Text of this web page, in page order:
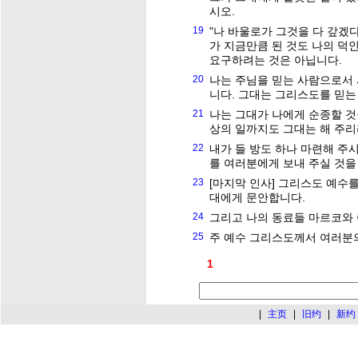
시오.
19 "나 바울로가 그것을 다 갚겠
가 지금만큼 된 것도 나의 덕
요구하려는 것은 아닙니다.
20 나는 주님을 믿는 사람으로
니다. 그대는 그리스도를 믿
21
나는 그대가 나에게 순종할
상의 일까지도 그대는 해 주
22
내가 들 방도 하나 마련해 주
를 여러분에게 보내 주실 것
23 [마지막 인사] 그리스도 예수
대에게 문안합니다.
24 그리고 나의 동료들 마르코
25 주 예수 그리스도께서 여러
1
| 主页 | 旧约 | 新约